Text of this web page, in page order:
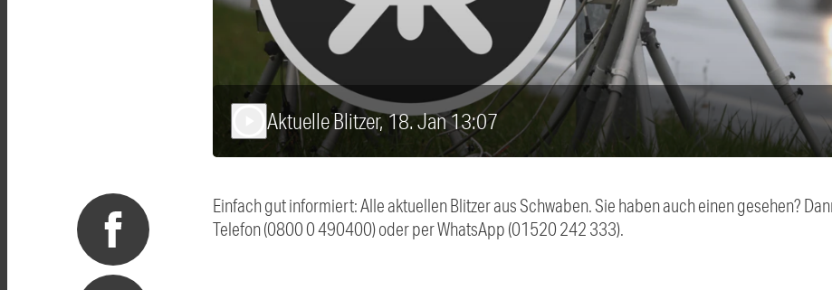
Aktuelle Blitzer, 18. Jan 13:07
Einfach gut informiert: Alle aktuellen Blitzer aus Schwaben. Sie haben auch einen gesehen?
Telefon (0800 0 490400) oder per WhatsApp (01520 242 333).